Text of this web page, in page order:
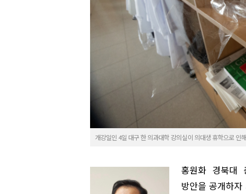
개강일인 4일 대구 한 의과대학 강의실이 의대생 휴학으로 인
홍원화 경북대
방안을 공개하